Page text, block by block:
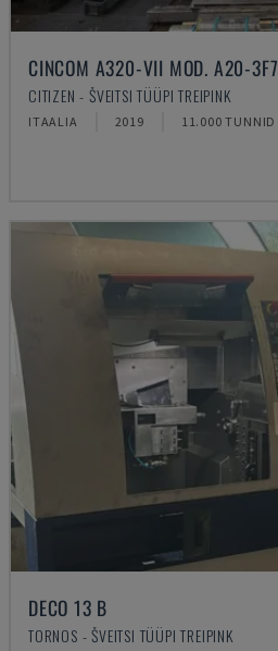
CINCOM A320-VII MOD. A20-3F7
CITIZEN - ŠVEITSI TÜÜPI TREIPINK
ITAALIA 2019 11.000 TUNNID
DECO 13 B
TORNOS - ŠVEITSI TÜÜPI TREIPINK